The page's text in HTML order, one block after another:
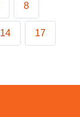
8
14 17